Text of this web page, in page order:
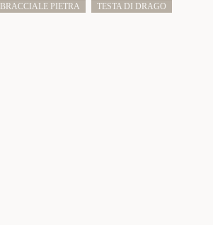
BRACCIALE PIETRA
TESTA DI DRAGO